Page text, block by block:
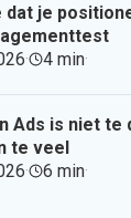
dat je
· 4 min·
Ads is niet te
te veel
· 6 min·